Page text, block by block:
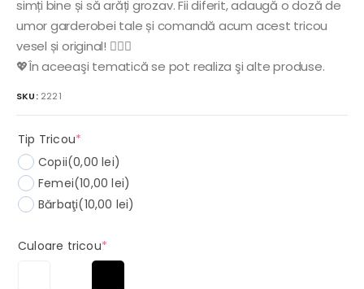
simți bine și să arăți grozav. Fii diferit, adaugă o doză de
umor garderobei tale și comandă acum acest tricou
vesel și original! 🚴‍♂️✨
💖În aceeaşi tematică se pot realiza şi alte produse.
SKU: 2221
Tip Tricou*
Copii(0,00 lei)
Femei(10,00 lei)
Bărbaţi(10,00 lei)
Culoare tricou*(required)